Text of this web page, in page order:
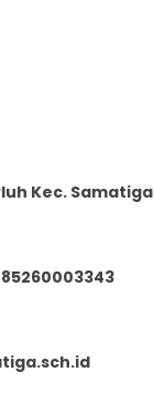
Kec. Samatiga